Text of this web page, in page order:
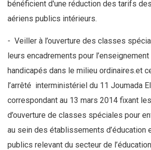
bénéficient d'une réduction des tarifs
aériens publics intérieurs.
- Veiller à l’ouverture des classes
leurs encadrements pour
handicapés dans le milieu ordinaires.et
l’arrêté interministériel du 11 Joumada
correspondant au 13 mars 2014 fixant
d’ouverture de classes spéciales pour
au sein des établissements d’éducation
publics relevant du secteur de